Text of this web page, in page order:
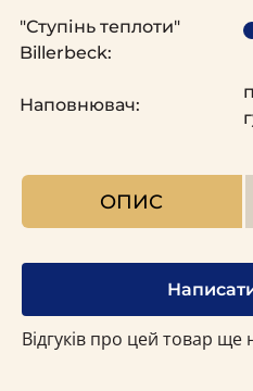
"Ступінь теплоти"
Billerbeck:
Наповнювач:
ОПИС
Відгуків про цей товар ще